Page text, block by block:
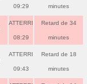
09:29 minutes
ATTERRI
08:29
Retard de 34
minutes
ATTERRI
09:43
Retard de 18
minutes